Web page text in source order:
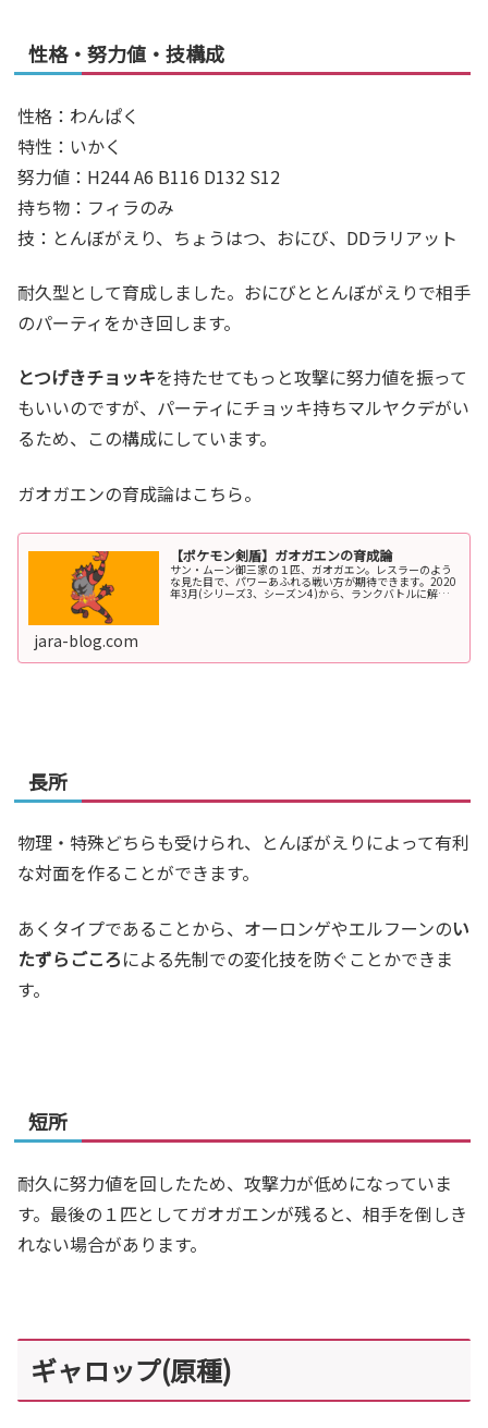
性格・努力値・技構成
性格：わんぱく
特性：いかく
努力値： H244 A6 B116 D132 S12
持ち物：フィラのみ
技： とんぼがえり、ちょうはつ、 おにび、DDラリアット
耐久型として育成しました。おにびととんぼがえりで相手
のパーティをかき回します。
とつげきチョッキを持たせてもっと攻撃に努力値を振って
もいいのですが、パーティにチョッキ持ちマルヤクデがい
るため、この構成にしています。
ガオガエンの育成論はこちら。
【ポケモン剣盾】ガオガエンの育成論
サン・ムーン御三家の１匹、ガオガエン。レスラーのよう
な見た目で、パワーあふれる戦い方が期待できます。2020
年3月(シリーズ3、シーズン4)から、ランクバトルに解禁
されました。今回は、ガオガエンの種族値・特性・技・育
jara-blog.com
長所
物理・特殊どちらも受けられ、とんぼがえりによって有利
な対面を作ることができます。
あくタイプであることから、オーロンゲやエルフーンのい
たずらごころによる先制での変化技を防ぐことかできま
す。
短所
耐久に努力値を回したため、攻撃力が低めになっていま
す。最後の１匹としてガオガエンが残ると、相手を倒しき
れない場合があります。
ギャロップ(原種)